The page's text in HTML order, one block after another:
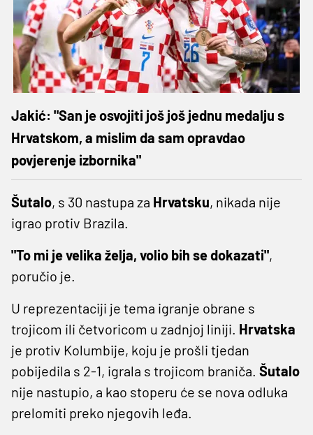
Jakić: "San je osvojiti još još jednu medalju s
Hrvatskom, a mislim da sam opravdao
povjerenje izbornika"
Šutalo, s 30 nastupa za Hrvatsku, nikada nije
igrao protiv Brazila.
"To mi je velika želja, volio bih se dokazati",
poručio je.
U reprezentaciji je tema igranje obrane s
trojicom ili četvoricom u zadnjoj liniji. Hrvatska
je protiv Kolumbije, koju je prošli tjedan
pobijedila s 2-1, igrala s trojicom braniča. Šutalo
nije nastupio, a kao stoperu će se nova odluka
prelomiti preko njegovih leđa.